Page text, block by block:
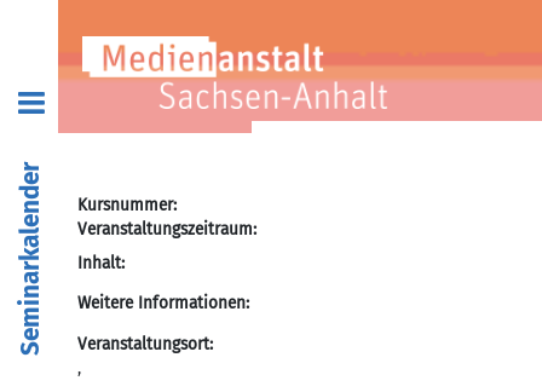
Seminarkalender
Kursnummer:
Veranstaltungszeitraum:
Inhalt:
Weitere Informationen:
Veranstaltungsort:
,